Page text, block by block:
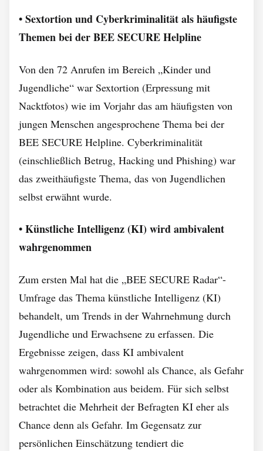
• Sextortion und Cyberkriminalität als häufigste
Themen bei der BEE SECURE Helpline
Von den 72 Anrufen im Bereich „Kinder und
Jugendliche“ war Sextortion (Erpressung mit
Nacktfotos) wie im Vorjahr das am häufigsten von
jungen Menschen angesprochene Thema bei der
BEE SECURE Helpline. Cyberkriminalität
(einschließlich Betrug, Hacking und Phishing) war
das zweithäufigste Thema, das von Jugendlichen
selbst erwähnt wurde.
• Künstliche Intelligenz (KI) wird ambivalent
wahrgenommen
Zum ersten Mal hat die „BEE SECURE Radar“-
Umfrage das Thema künstliche Intelligenz (KI)
behandelt, um Trends in der Wahrnehmung durch
Jugendliche und Erwachsene zu erfassen. Die
Ergebnisse zeigen, dass KI ambivalent
wahrgenommen wird: sowohl als Chance, als Gefahr
oder als Kombination aus beidem. Für sich selbst
betrachtet die Mehrheit der Befragten KI eher als
Chance denn als Gefahr. Im Gegensatz zur
persönlichen Einschätzung tendiert die